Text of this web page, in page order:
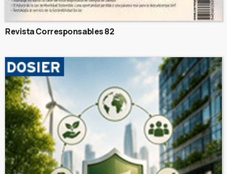
Revista Corresponsables 82